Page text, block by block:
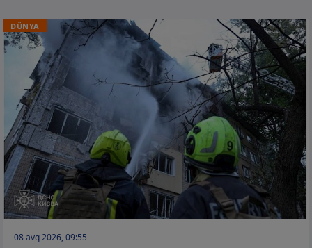
DÜNYA
08 avq 2026, 09:55